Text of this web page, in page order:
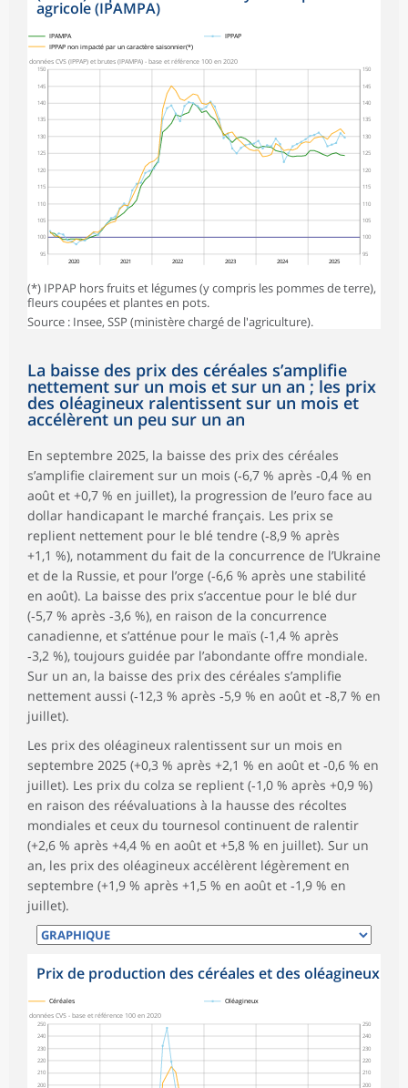
agricole (IPAMPA)
100
105
110
115
120
125
130
135
140
145
150
95 95
100
105
110
115
120
125
130
135
140
145
150
données CVS (IPPAP) et brutes (IPAMPA) - base et référence 100 en 2020
2020 2021 2022 2023 2024 2025
IPAMPA
IPPAP
IPPAP non impacté par un caractère saisonnier(*)
(*) IPPAP hors fruits et légumes (y compris les pommes de terre),
fleurs coupées et plantes en pots.
Source : Insee, SSP (ministère chargé de l'agriculture).
La baisse des prix des céréales s’amplifie
nettement sur un mois et sur un an ; les prix
des oléagineux ralentissent sur un mois et
accélèrent un peu sur un an
En septembre 2025, la baisse des prix des céréales
s’amplifie clairement sur un mois (‑6,7 % après ‑0,4 % en
août et +0,7 % en juillet), la progression de l’euro face au
dollar handicapant le marché français. Les prix se
replient nettement pour le blé tendre (‑8,9 % après
+1,1 %), notamment du fait de la concurrence de l’Ukraine
et de la Russie, et pour l’orge (‑6,6 % après une stabilité
en août). La baisse des prix s’accentue pour le blé dur
(‑5,7 % après ‑3,6 %), en raison de la concurrence
canadienne, et s’atténue pour le maïs (‑1,4 % après
‑3,2 %), toujours guidée par l’abondante offre mondiale.
Sur un an, la baisse des prix des céréales s’amplifie
nettement aussi (‑12,3 % après ‑5,9 % en août et ‑8,7 % en
juillet).
Les prix des oléagineux ralentissent sur un mois en
septembre 2025 (+0,3 % après +2,1 % en août et ‑0,6 % en
juillet). Les prix du colza se replient (‑1,0 % après +0,9 %)
en raison des réévaluations à la hausse des récoltes
mondiales et ceux du tournesol continuent de ralentir
(+2,6 % après +4,4 % en août et +5,8 % en juillet). Sur un
an, les prix des oléagineux accélèrent légèrement en
septembre (+1,9 % après +1,5 % en août et ‑1,9 % en
juillet).
Prix de production des céréales et des oléagineux
200
210
220
230
240
250
200
210
220
230
240
250
données CVS - base et référence 100 en 2020
Céréales Oléagineux